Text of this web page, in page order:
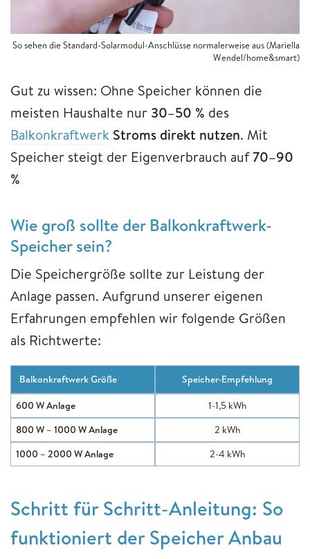
So sehen die Standard-Solarmodul-Anschlüsse normalerweise aus (Mariella
Wendel/home&smart)
Gut zu wissen: Ohne Speicher können die
meisten Haushalte nur 30–50 % des
Balkonkraftwerk Stroms direkt nutzen. Mit
Speicher steigt der Eigenverbrauch auf70–90
%
Wie groß sollte der Balkonkraftwerk-
Speicher sein?
Die Speichergröße sollte zur Leistung der
Anlage passen. Aufgrund unserer eigenen
Erfahrungen empfehlen wir folgende Größen
als Richtwerte:
Balkonkraftwerk Größe
Speicher-Empfehlung
600 W Anlage
1-1,5 kWh
800 W – 1000 W Anlage
2 kWh
1000 – 2000 W Anlage
2-4 kWh
Schritt für Schritt-Anleitung: So
funktioniert der Speicher Anbau